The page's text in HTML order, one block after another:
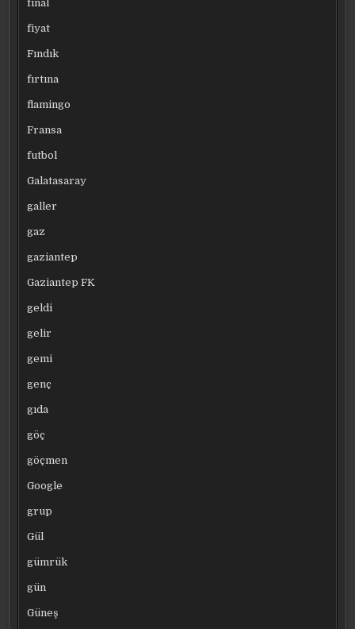
final
fiyat
Fındık
fırtına
flamingo
Fransa
futbol
Galatasaray
galler
gaz
gaziantep
Gaziantep FK
geldi
gelir
gemi
genç
gıda
göç
göçmen
Google
grup
Gül
gümrük
gün
Güneş